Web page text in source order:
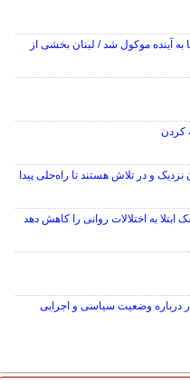
به آینده موکول شد / لبنان بخشی از
کردن
و در تلاش هستند تا راه‌حلی پیدا
درباره وضعیت سیاسی و اجرایی